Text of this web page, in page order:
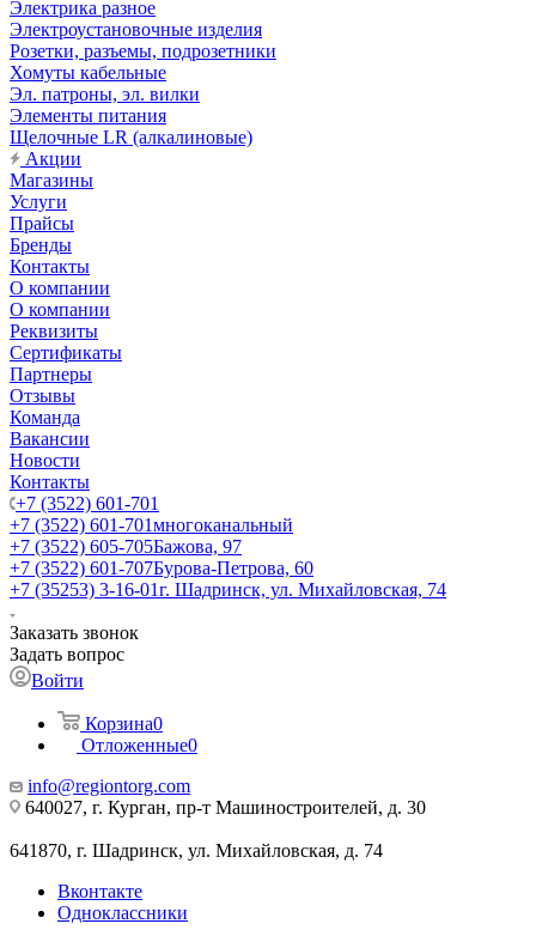
Электрика разное
Электроустановочные изделия
Розетки, разъемы, подрозетники
Хомуты кабельные
Эл. патроны, эл. вилки
Элементы питания
Щелочные LR (алкалиновые)
Акции
Магазины
Услуги
Прайсы
Бренды
Контакты
О компании
О компании
Реквизиты
Сертификаты
Партнеры
Отзывы
Команда
Вакансии
Новости
Контакты
+7 (3522) 601-701
+7 (3522) 601-701многоканальный
+7 (3522) 605-705Бажова, 97
+7 (3522) 601-707Бурова-Петрова, 60
+7 (35253) 3-16-01г. Шадринск, ул. Михайловская, 74
Заказать звонок
Задать вопрос
Войти
Корзина0
Отложенные0
info@regiontorg.com
640027, г. Курган, пр-т Машиностроителей, д. 30
641870, г. Шадринск, ул. Михайловская, д. 74
Вконтакте
Одноклассники